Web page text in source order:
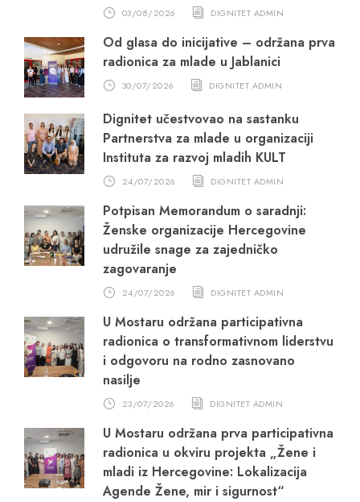
03/08/2026 DIGNITET ADMIN
Od glasa do inicijative – održana prva
radionica za mlade u Jablanici
30/07/2026 DIGNITET ADMIN
Dignitet učestvovao na sastanku
Partnerstva za mlade u organizaciji
Instituta za razvoj mladih KULT
24/07/2026 DIGNITET ADMIN
Potpisan Memorandum o saradnji:
Ženske organizacije Hercegovine
udružile snage za zajedničko
zagovaranje
24/07/2026 DIGNITET ADMIN
U Mostaru održana participativna
radionica o transformativnom liderstvu
i odgovoru na rodno zasnovano
nasilje
23/07/2026 DIGNITET ADMIN
U Mostaru održana prva participativna
radionica u okviru projekta „Žene i
mladi iz Hercegovine: Lokalizacija
Agende Žene, mir i sigurnost“